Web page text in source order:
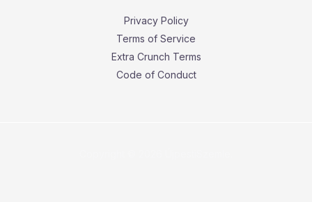
Privacy Policy
Terms of Service
Extra Crunch Terms
Code of Conduct